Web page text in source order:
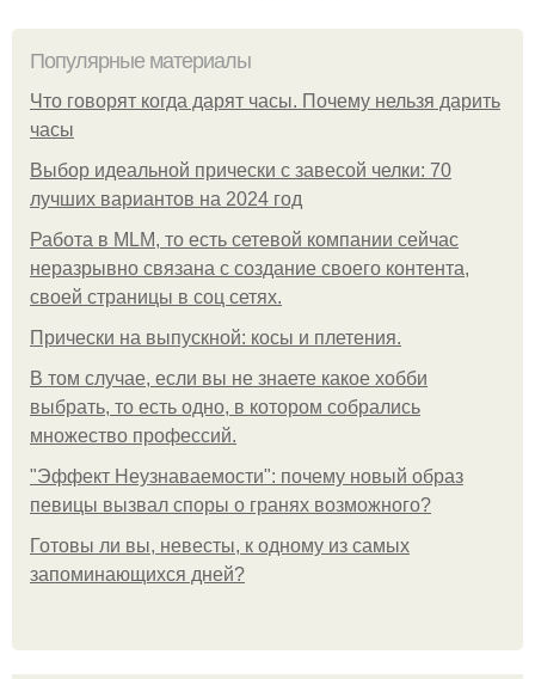
Популярные материалы
Что говорят когда дарят часы. Почему нельзя дарить
часы
Выбор идеальной прически с завесой челки: 70
лучших вариантов на 2024 год
Работа в MLM, то есть сетевой компании сейчас
неразрывно связана с создание своего контента,
своей страницы в соц сетях.
Прически на выпускной: косы и плетения.
В том случае, если вы не знаете какое хобби
выбрать, то есть одно, в котором собрались
множество профессий.
"Эффект Неузнаваемости": почему новый образ
певицы вызвал споры о гранях возможного?
Готовы ли вы, невесты, к одному из самых
запоминающихся дней?